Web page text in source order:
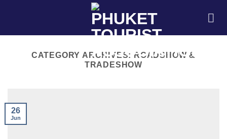
CATEGORY ARCHIVES: ROADSHOW &
TRADESHOW
26
Jun